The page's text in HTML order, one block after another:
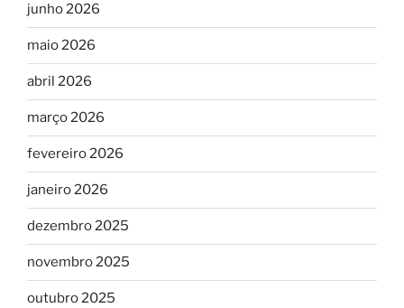
junho 2026
maio 2026
abril 2026
março 2026
fevereiro 2026
janeiro 2026
dezembro 2025
novembro 2025
outubro 2025